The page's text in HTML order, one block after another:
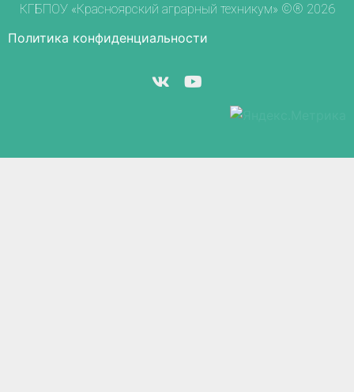
КГБПОУ «Красноярский аграрный техникум» ©® 2026
Политика конфиденциальности